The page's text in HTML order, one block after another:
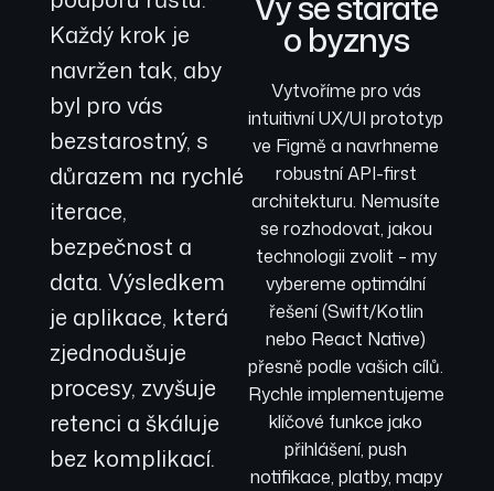
Každý krok je
navržen tak, aby
byl pro vás
bezstarostný, s
důrazem na rychlé
iterace,
bezpečnost a
data. Výsledkem
je aplikace, která
zjednodušuje
procesy, zvyšuje
retenci a škáluje
bez komplikací.
o byznys
Vytvoříme pro vás
intuitivní UX/UI prototyp
ve Figmě a navrhneme
robustní API-first
architekturu. Nemusíte
se rozhodovat, jakou
technologii zvolit – my
vybereme optimální
řešení (Swift/Kotlin
nebo React Native)
přesně podle vašich cílů.
Rychle implementujeme
klíčové funkce jako
přihlášení, push
notifikace, platby, mapy